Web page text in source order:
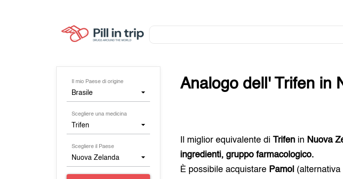
Il mio Paese di origine
Brasile
Scegliere una medicina
Trifen
Scegliere il Paese
Nuova Zelanda
Analogo dell'Trifen in
Il miglior equivalente diTrifen in Nuova
ingredienti, gruppo farmacologico.
È possibile acquistare Pamol